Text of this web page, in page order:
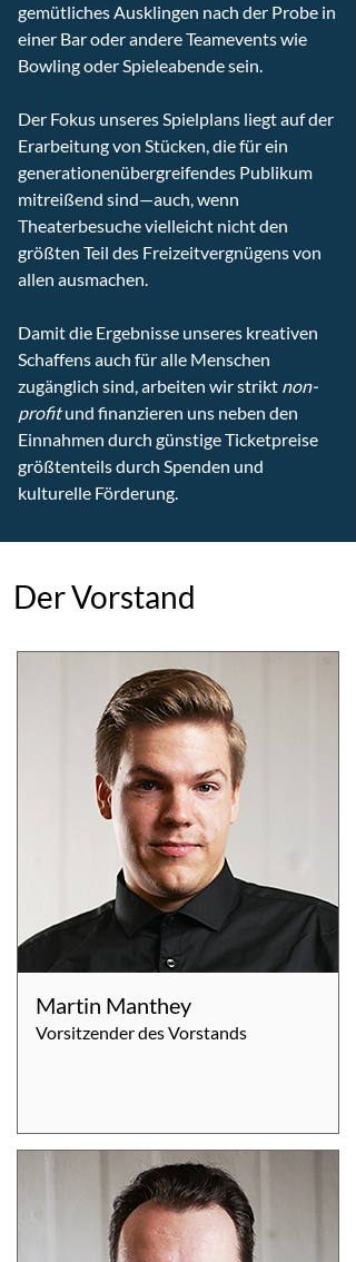
gemütliches Ausklingen nach der Probe in
einer Bar oder andere Teamevents wie
Bowling oder Spieleabende sein.
Der Fokus unseres Spielplans liegt auf der
Erarbeitung von Stücken, die für ein
generationenübergreifendes Publikum
mitreißend sind—auch, wenn
Theaterbesuche vielleicht nicht den
größten Teil des Freizeitvergnügens von
allen ausmachen.
Damit die Ergebnisse unseres kreativen
Schaffens auch für alle Menschen
zugänglich sind, arbeiten wir strikt non-
profitund finanzieren uns neben den
Einnahmen durch günstige Ticketpreise
größtenteils durch Spenden und
kulturelle Förderung.
Der Vorstand
Martin Manthey
Vorsitzender des Vorstands